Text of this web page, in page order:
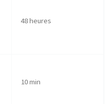
48 heures
10 min